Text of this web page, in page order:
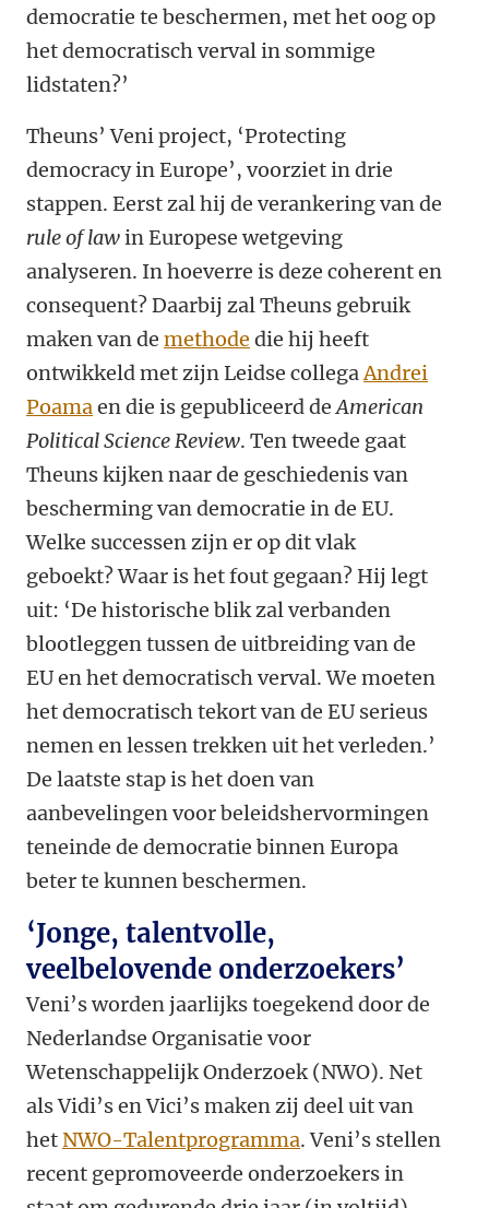
democratie te beschermen, met het oog op
het democratisch verval in sommige
lidstaten?’
Theuns’ Veni project, ‘Protecting
democracy in Europe’, voorziet in drie
stappen. Eerst zal hij de verankering van de
rule of lawin Europese wetgeving
analyseren. In hoeverre is deze coherent en
consequent? Daarbij zal Theuns gebruik
maken van de methode die hij heeft
ontwikkeld met zijn Leidse collegaAndrei
Poamaen die is gepubliceerd deAmerican
Political Science Review. Ten tweede gaat
Theuns kijken naar de geschiedenis van
bescherming van democratie in de EU.
Welke successen zijn er op dit vlak
geboekt? Waar is het fout gegaan? Hij legt
uit: ‘De historische blik zal verbanden
blootleggen tussen de uitbreiding van de
EU en het democratisch verval. We moeten
het democratisch tekort van de EU serieus
nemen en lessen trekken uit het verleden.’
De laatste stap is het doen van
aanbevelingen voor beleidshervormingen
teneinde de democratie binnen Europa
beter te kunnen beschermen.
‘Jonge, talentvolle,
veelbelovende onderzoekers’
Veni’s worden jaarlijks toegekend door de
Nederlandse Organisatie voor
Wetenschappelijk Onderzoek (NWO). Net
als Vidi’s en Vici’s maken zij deel uit van
hetNWO-Talentprogramma. Veni’s stellen
recent gepromoveerde onderzoekers in